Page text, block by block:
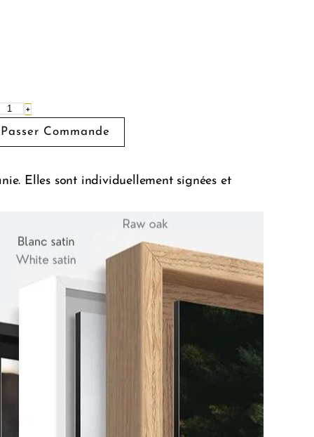
+
Elles sont individuellement signées et